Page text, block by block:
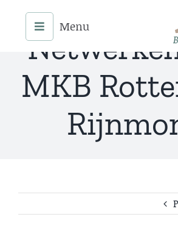
content
MKB